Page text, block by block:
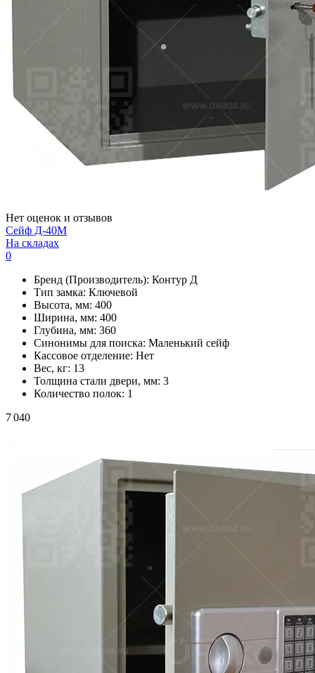
Нет оценок и отзывов
Сейф Д-40М
На складах
0
Бренд (Производитель): Контур Д
Тип замка: Ключевой
Высота, мм: 400
Ширина, мм: 400
Глубина, мм: 360
Синонимы для поиска: Маленький сейф
Кассовое отделение: Нет
Вес, кг: 13
Толщина стали двери, мм: 3
Количество полок: 1
7 040